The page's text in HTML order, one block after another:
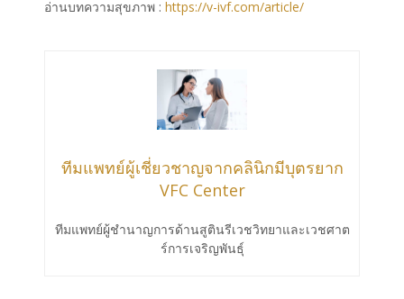
อ่านบทความสุขภาพ : https://v-ivf.com/article/
ทีมแพทย์ผู้เชี่ยวชาญจากคลินิกมีบุตรยาก
VFC Center
ทีมแพทย์ผู้ชำนาญการด้านสูตินรีเวชวิทยาและเวชศาต
ร์การเจริญพันธ์ุ